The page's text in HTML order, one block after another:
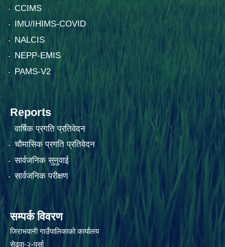
CCIMS
IMU/IHIMS-COVID
NALCIS
NEPP-EMIS
PAMS-V2
Reports
वार्षिक प्रगति प्रतिवेदन
चौमासिक प्रगति प्रतिवेदन
सार्वजनिक सुनुवाई
सार्वजनिक परीक्षण
सम्पर्क विवरण
जिराभवानी गाउँपालिकाको कार्यालय
सेढवा-२-पर्सा